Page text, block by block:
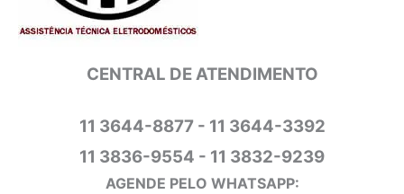
CENTRAL DE ATENDIMENTO
11 3644-8877 - 11 3644-3392
11 3836-9554 - 11 3832-9239
AGENDE PELO WHATSAPP: